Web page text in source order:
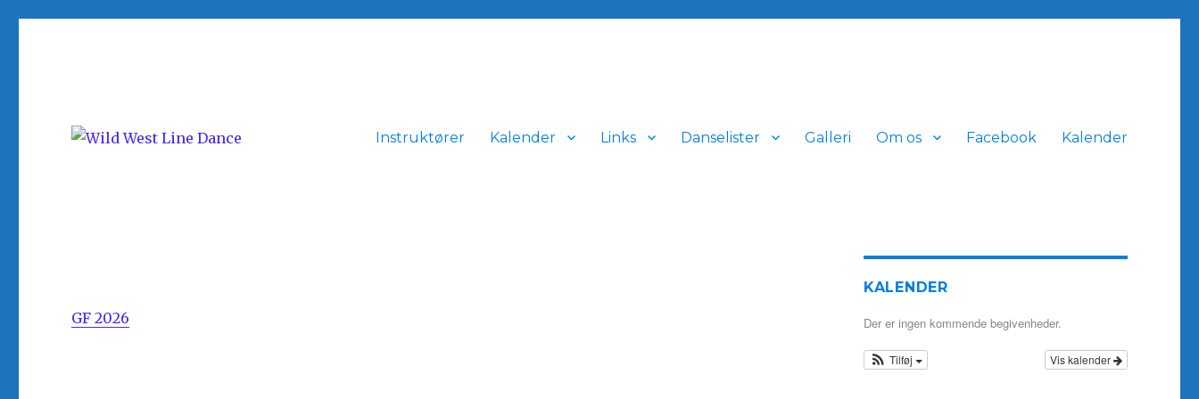
Instruktører Kalender Links Danselister Galleri Om os Facebook Kalender
GF 2026
KALENDER
Der er ingen kommende begivenheder.
Vis kalender
Tilføj